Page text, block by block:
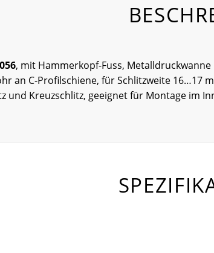
, mit Hammerkopf-Fuss,
an C-Profilschiene, für Schlitzweite 16…17
und Kreuzschlitz, geeignet für Montage im